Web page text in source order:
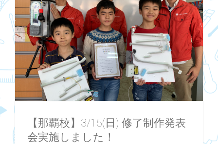
【那覇校】3/15(日) 修了制作発表
会実施しました！